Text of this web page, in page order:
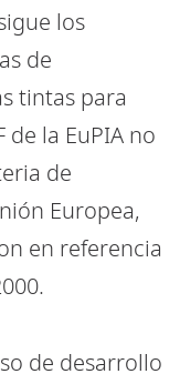
los
de
tintas para
de la EuPIA no
de
Europea,
en referencia
de desarrollo